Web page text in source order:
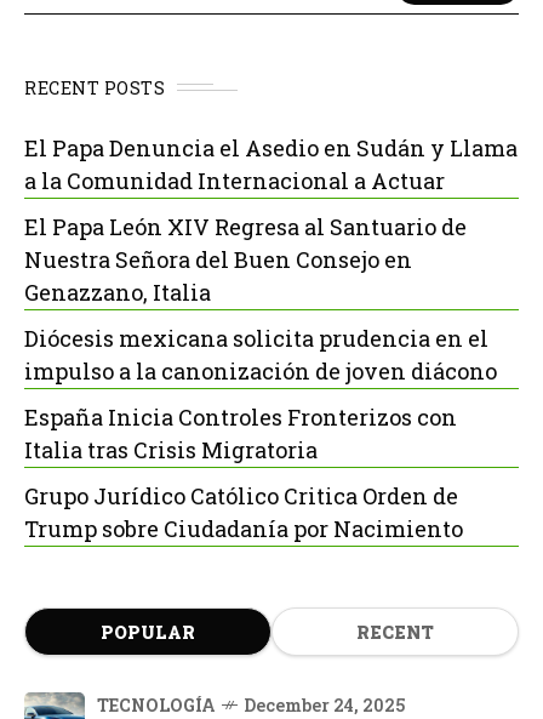
RECENT POSTS
El Papa Denuncia el Asedio en Sudán y Llama
a la Comunidad Internacional a Actuar
El Papa León XIV Regresa al Santuario de
Nuestra Señora del Buen Consejo en
Genazzano, Italia
Diócesis mexicana solicita prudencia en el
impulso a la canonización de joven diácono
España Inicia Controles Fronterizos con
Italia tras Crisis Migratoria
Grupo Jurídico Católico Critica Orden de
Trump sobre Ciudadanía por Nacimiento
POPULAR RECENT
TECNOLOGÍA December 24, 2025